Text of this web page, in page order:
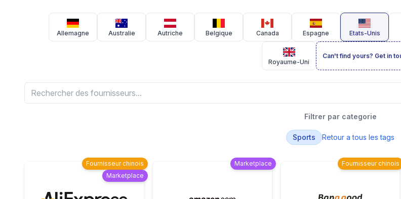
Allemagne Australie Autriche Belgique Canada Espagne Etats-Unis
Royaume-Uni
Can't find yours? Get in
Filtrer par categorie
Sports Retour a tous les tags
Fournisseur chinois
Marketplace
Marketplace Fournisseur chinois